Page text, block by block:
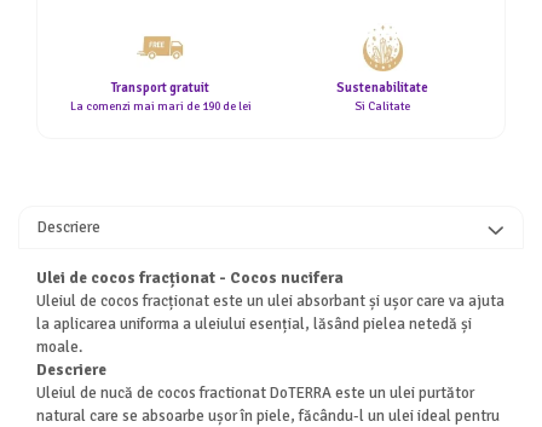
Transport gratuit
La comenzi mai mari de 190 de lei
Sustenabilitate
Si Calitate
Descriere
Ulei de cocos fracționat - Cocos nucifera
Uleiul de cocos fracționat este un ulei absorbant și ușor care va ajuta
la aplicarea uniforma a uleiului esențial, lăsând pielea netedă și
moale.
Descriere
Uleiul de nucă de cocos fractionat DoTERRA este un ulei purtător
natural care se absoarbe ușor în piele, făcându-l un ulei ideal pentru